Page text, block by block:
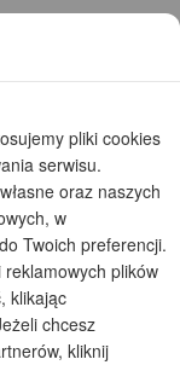
gotowe
założona w 1990r.
projektów (zgodnie z
mogą
pliki cookies
serwisu.
oraz naszych
w
Twoich preferencji.
plików
klikając
chcesz
kliknij